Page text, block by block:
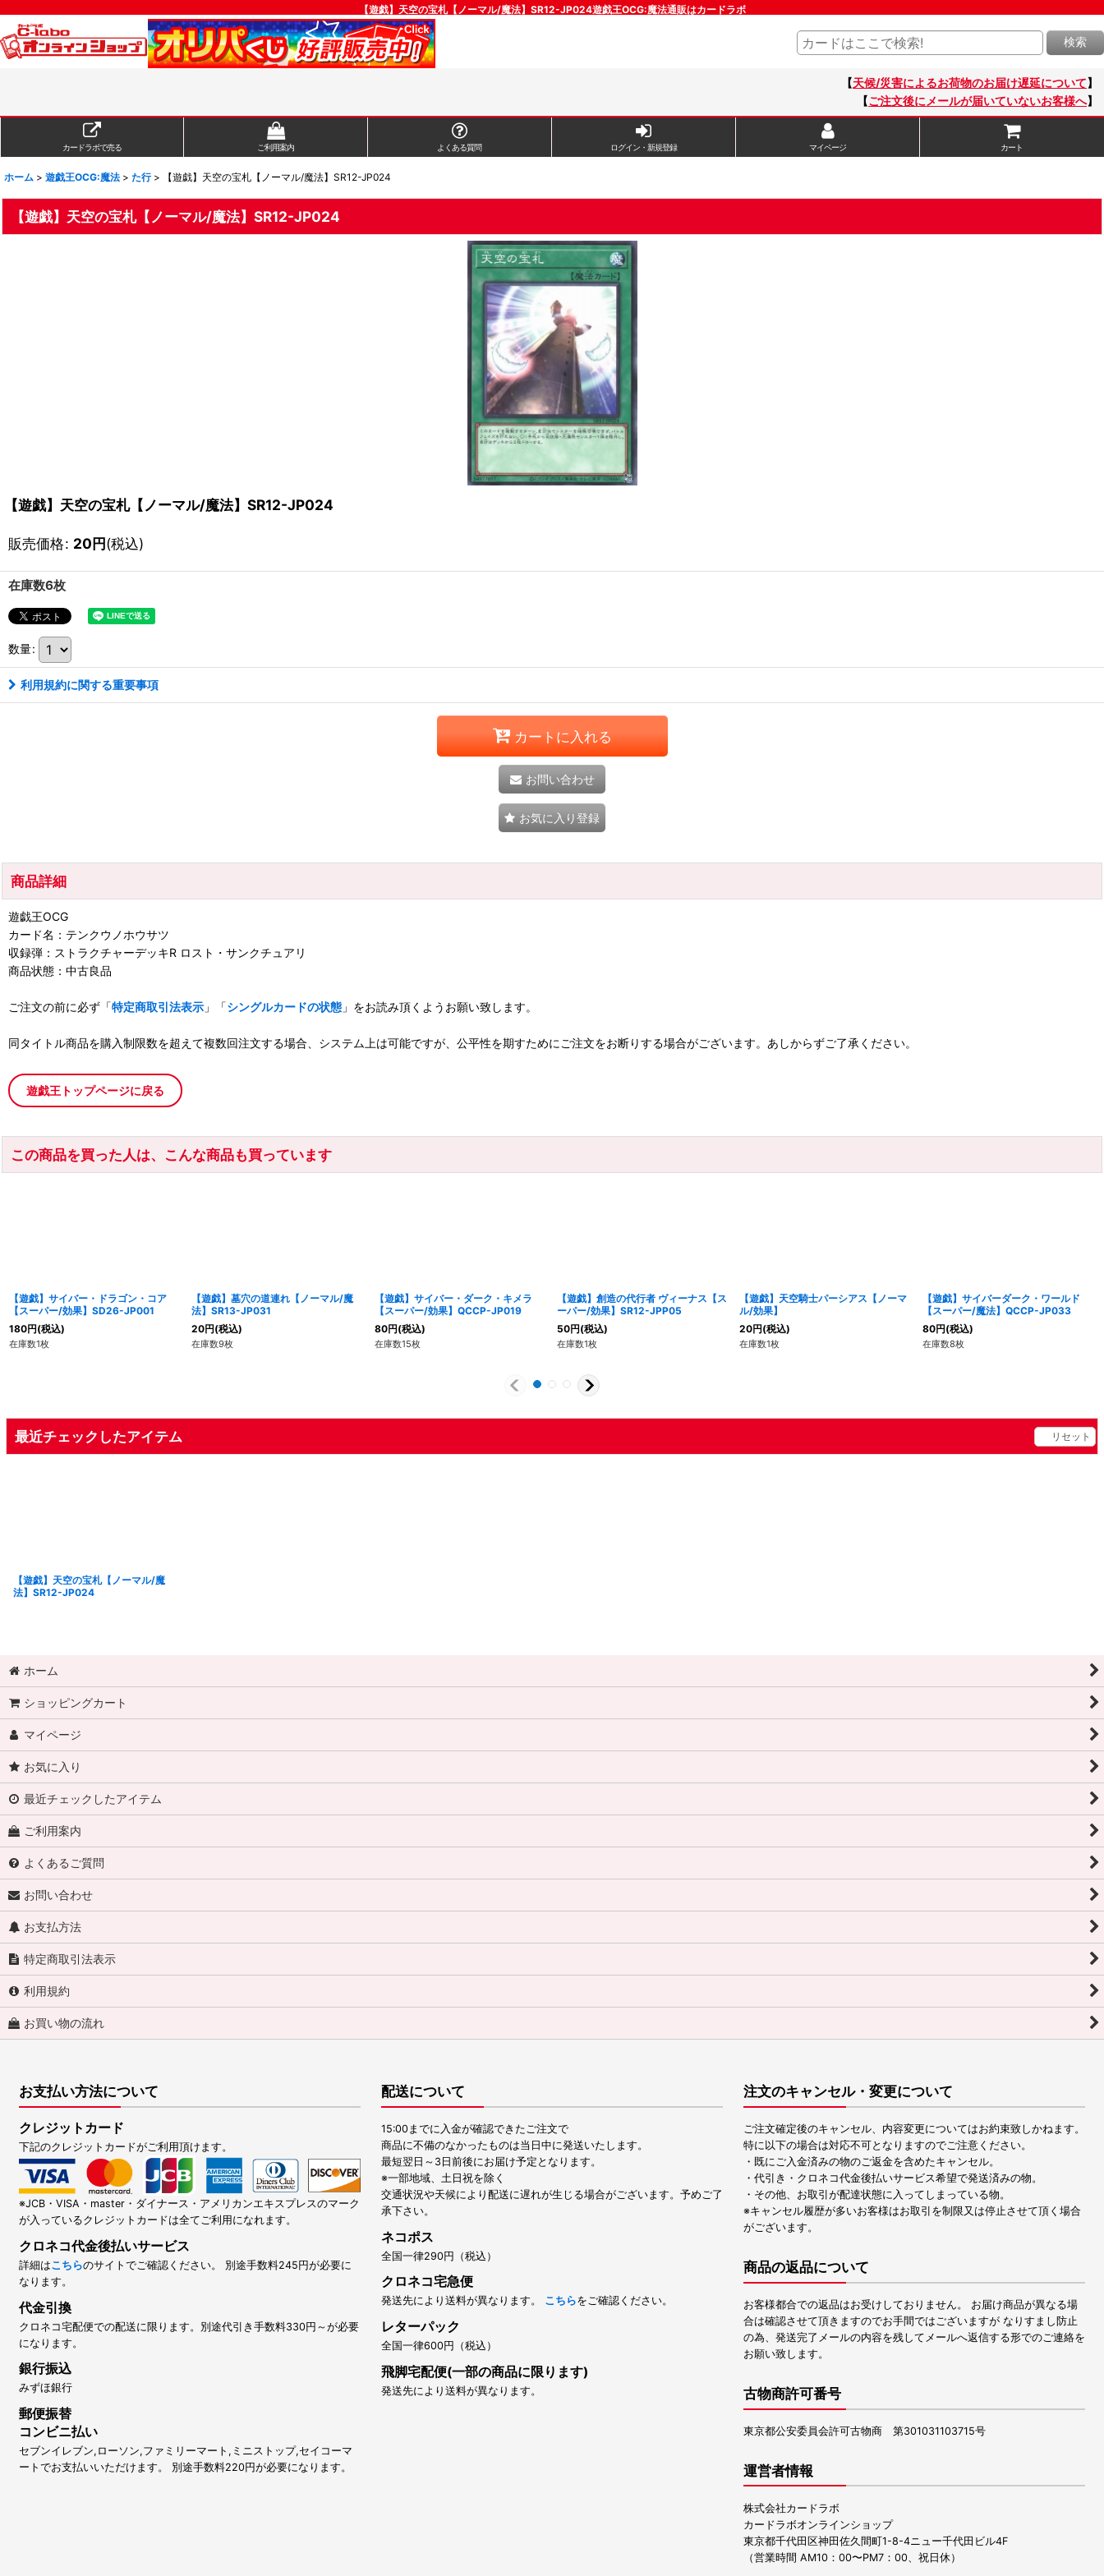
【遊戯】天空の宝札【ノーマル/魔法】SR12-JP024遊戯王OCG:魔法通販はカードラボ
検索
【天候/災害によるお荷物のお届け遅延について】
【ご注文後にメールが届いていないお客様へ】
カードラボで売る ご利用案内 よくある質問 ログイン・新規登録 マイページ カート
ホーム > 遊戯王OCG:魔法 > た行 > 【遊戯】天空の宝札【ノーマル/魔法】SR12-JP024
【遊戯】天空の宝札【ノーマル/魔法】SR12-JP024
【遊戯】天空の宝札【ノーマル/魔法】SR12-JP024
販売価格: 20円(税込)
在庫数6枚
数量:
利用規約に関する重要事項
カートに入れる
お問い合わせ
お気に入り登録
商品詳細
遊戯王OCG
カード名：テンクウノホウサツ
収録弾：ストラクチャーデッキR ロスト・サンクチュアリ
商品状態：中古良品
ご注文の前に必ず「特定商取引法表示 」「シングルカードの状態 」をお読み頂くようお願い致します。
同タイトル商品を購入制限数を超えて複数回注文する場合、システム上は可能ですが、公平性を期すためにご注文をお断りする場合がございます。あしからずご了承ください。
遊戯王トップページに戻る
この商品を買った人は、こんな商品も買っています
【遊戯】サイバー・ドラゴン・コア
【スーパー/効果】SD26-JP001
180円(税込)
在庫数1枚
【遊戯】墓穴の道連れ【ノーマル/魔
法】SR13-JP031
20円(税込)
在庫数9枚
【遊戯】サイバー・ダーク・キメラ
【スーパー/効果】QCCP-JP019
80円(税込)
在庫数15枚
【遊戯】創造の代行者 ヴィーナス【ス
ーパー/効果】SR12-JPP05
50円(税込)
在庫数1枚
【遊戯】天空騎士パーシアス【ノーマ
ル/効果】
20円(税込)
在庫数1枚
【遊戯】サイバーダーク・ワールド
【スーパー/魔法】QCCP-JP033
80円(税込)
在庫数8枚
最近チェックしたアイテム リセット
【遊戯】天空の宝札【ノーマル/魔
法】SR12-JP024
ホーム
ショッピングカート
マイページ
お気に入り
最近チェックしたアイテム
ご利用案内
よくあるご質問
お問い合わせ
お支払方法
特定商取引法表示
利用規約
お買い物の流れ
お支払い方法について
クレジットカード
下記のクレジットカードがご利用頂けます。
※JCB・VISA・master・ダイナース・アメリカンエキスプレスのマーク
が入っているクレジットカードは全てご利用になれます。
クロネコ代金後払いサービス
詳細はこちらのサイトでご確認ください。 別途手数料245円が必要に
なります。
代金引換
クロネコ宅配便での配送に限ります。別途代引き手数料330円～が必要
になります。
銀行振込
みずほ銀行
郵便振替
コンビニ払い
セブンイレブン,ローソン,ファミリーマート,ミニストップ,セイコーマ
ートでお支払いいただけます。 別途手数料220円が必要になります。
配送について
15:00までに入金が確認できたご注文で
商品に不備のなかったものは当日中に発送いたします。
最短翌日～3日前後にお届け予定となります。
※一部地域、土日祝を除く
交通状況や天候により配送に遅れが生じる場合がございます。予めご了
承下さい。
ネコポス
全国一律290円（税込）
クロネコ宅急便
発送先により送料が異なります。 こちらをご確認ください。
レターパック
全国一律600円（税込）
飛脚宅配便(一部の商品に限ります)
発送先により送料が異なります。
注文のキャンセル・変更について
ご注文確定後のキャンセル、内容変更についてはお約束致しかねます。
特に以下の場合は対応不可となりますのでご注意ください。
・既にご入金済みの物のご返金を含めたキャンセル。
・代引き・クロネコ代金後払いサービス希望で発送済みの物。
・その他、お取引が配達状態に入ってしまっている物。
※キャンセル履歴が多いお客様はお取引を制限又は停止させて頂く場合
がございます。
商品の返品について
お客様都合での返品はお受けしておりません。 お届け商品が異なる場
合は確認させて頂きますのでお手間ではございますが なりすまし防止
の為、発送完了メールの内容を残してメールへ返信する形でのご連絡を
お願い致します。
古物商許可番号
東京都公安委員会許可古物商 第301031103715号
運営者情報
株式会社カードラボ
カードラボオンラインショップ
東京都千代田区神田佐久間町1-8-4ニュー千代田ビル4F
（営業時間 AM10：00〜PM7：00、祝日休）